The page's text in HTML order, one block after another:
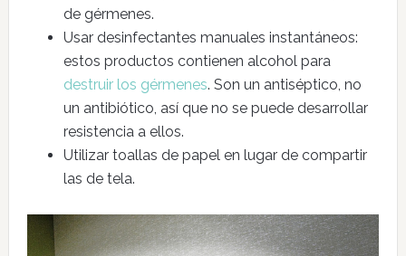
de gérmenes.
Usar desinfectantes manuales instantáneos:
estos productos contienen alcohol para
destruir los gérmenes. Son un antiséptico, no
un antibiótico, así que no se puede desarrollar
resistencia a ellos.
Utilizar toallas de papel en lugar de compartir
las de tela.